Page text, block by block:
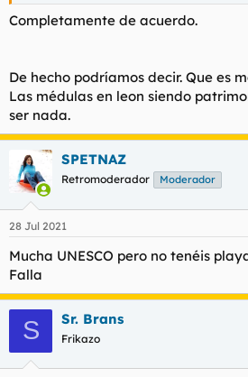
traerá. No digo que no. Es una gota en
notar nada.
Completamente de acuerdo.
De hecho podríamos decir. Que es
Las médulas en leon siendo
ser nada.
SPETNAZ
Retromoderador Moderador
28 Jul 2021
Mucha UNESCO pero no tenéis
Falla
S Sr. Brans
Frikazo